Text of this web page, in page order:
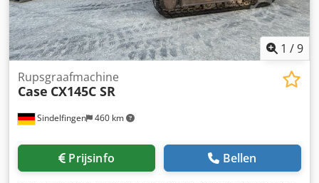
1 /9
Sindelfingen 460 km
Rupsgraafmachine
Case CX145C SR
Prijsinfo Bellen